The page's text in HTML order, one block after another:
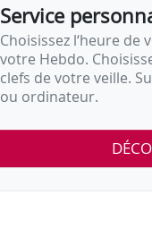
Service
Choisissez l‘heure
votre Hebdo.
clefs de votre veille.
ou ordinateur.